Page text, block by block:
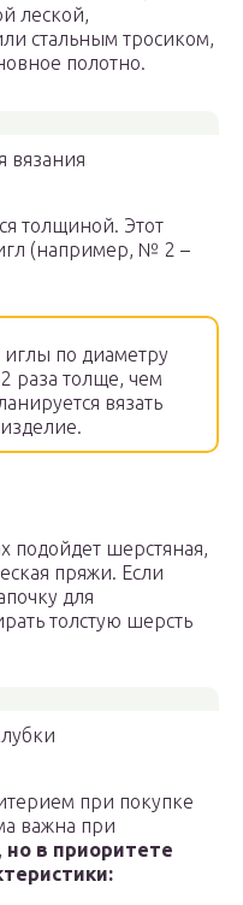
леской,
стальным тросиком,
полотно.
вязания
толщиной. Этот
(например, № 2 –
по диаметру
раза толще, чем
вязать
подойдет шерстяная,
пряжи. Если
для
толстую шерсть
при покупке
важна при
но в приоритете